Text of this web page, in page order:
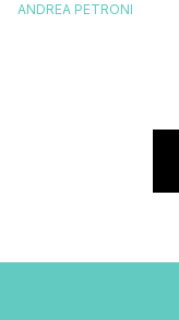
tantissimo perché ti
ANDREA PETRONI